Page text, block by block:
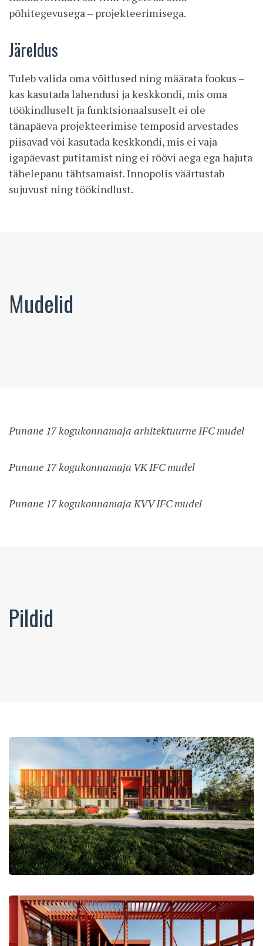
põhitegevusega – projekteerimisega.
Järeldus
Tuleb valida oma võitlused ning määrata fookus –
kas kasutada lahendusi ja keskkondi, mis oma
töökindluselt ja funktsionaalsuselt ei ole
tänapäeva projekteerimise temposid arvestades
piisavad või kasutada keskkondi, mis ei vaja
igapäevast putitamist ning ei röövi aega ega hajuta
tähelepanu tähtsamaist. Innopolis väärtustab
sujuvust ning töökindlust.
Mudelid
Punane 17 kogukonnamaja arhitektuurne IFC mudel
Punane 17 kogukonnamaja VK IFC mudel
Punane 17 kogukonnamaja KVV IFC mudel
Pildid